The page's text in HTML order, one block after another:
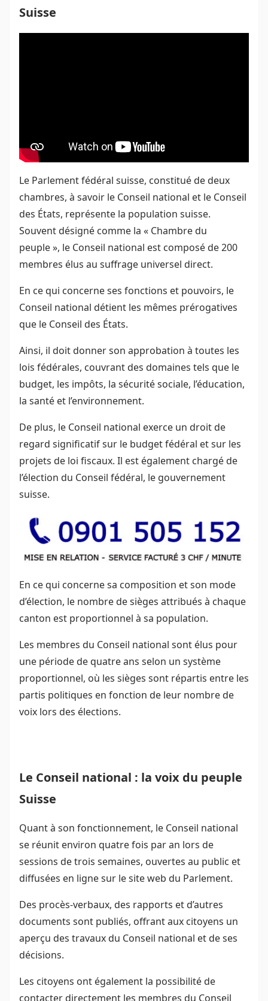
Suisse
Le Parlement fédéral suisse, constitué de deux
chambres, à savoir le Conseil national et le Conseil
des États, représente la population suisse.
Souvent désigné comme la « Chambre du
peuple », le Conseil national est composé de 200
membres élus au suffrage universel direct.
En ce qui concerne ses fonctions et pouvoirs, le
Conseil national détient les mêmes prérogatives
que le Conseil des États.
Ainsi, il doit donner son approbation à toutes les
lois fédérales, couvrant des domaines tels que le
budget, les impôts, la sécurité sociale, l’éducation,
la santé et l’environnement.
De plus, le Conseil national exerce un droit de
regard significatif sur le budget fédéral et sur les
projets de loi fiscaux. Il est également chargé de
l’élection du Conseil fédéral, le gouvernement
suisse.
En ce qui concerne sa composition et son mode
d’élection, le nombre de sièges attribués à chaque
canton est proportionnel à sa population.
Les membres du Conseil national sont élus pour
une période de quatre ans selon un système
proportionnel, où les sièges sont répartis entre les
partis politiques en fonction de leur nombre de
voix lors des élections.
Le Conseil national : la voix du peuple
Suisse
Quant à son fonctionnement, le Conseil national
se réunit environ quatre fois par an lors de
sessions de trois semaines, ouvertes au public et
diffusées en ligne sur le site web du Parlement.
Des procès-verbaux, des rapports et d’autres
documents sont publiés, offrant aux citoyens un
aperçu des travaux du Conseil national et de ses
décisions.
Les citoyens ont également la possibilité de
contacter directement les membres du Conseil